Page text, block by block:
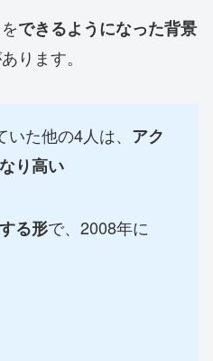
できるようになった背景
ります。
た他の4人は、 アク
り高い
る形で、2008年に